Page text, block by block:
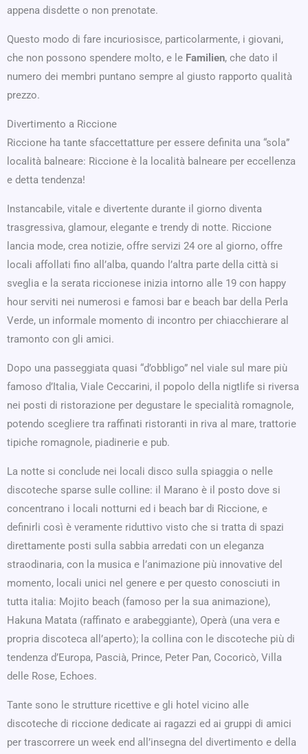
appena disdette o non prenotate.
Questo modo di fare incuriosisce, particolarmente, i giovani,
che non possono spendere molto, e le Familien, che dato il
numero dei membri puntano sempre al giusto rapporto qualità
prezzo.
Divertimento a Riccione
Riccione ha tante sfaccettatture per essere definita una “sola”
località balneare: Riccione è la località balneare per eccellenza
e detta tendenza!
Instancabile, vitale e divertente durante il giorno diventa
trasgressiva, glamour, elegante e trendy di notte. Riccione
lancia mode, crea notizie, offre servizi 24 ore al giorno, offre
locali affollati fino all’alba, quando l’altra parte della città si
sveglia e la serata riccionese inizia intorno alle 19 con happy
hour serviti nei numerosi e famosi bar e beach bar della Perla
Verde, un informale momento di incontro per chiacchierare al
tramonto con gli amici.
Dopo una passeggiata quasi “d’obbligo” nel viale sul mare più
famoso d’Italia, Viale Ceccarini, il popolo della nigtlife si riversa
nei posti di ristorazione per degustare le specialità romagnole,
potendo scegliere tra raffinati ristoranti in riva al mare, trattorie
tipiche romagnole, piadinerie e pub.
La notte si conclude nei locali disco sulla spiaggia o nelle
discoteche sparse sulle colline: il Marano è il posto dove si
concentrano i locali notturni ed i beach bar di Riccione, e
definirli così è veramente riduttivo visto che si tratta di spazi
direttamente posti sulla sabbia arredati con un eleganza
straodinaria, con la musica e l’animazione più innovative del
momento, locali unici nel genere e per questo conosciuti in
tutta italia: Mojito beach (famoso per la sua animazione),
Hakuna Matata (raffinato e arabeggiante), Operà (una vera e
propria discoteca all’aperto); la collina con le discoteche più di
tendenza d’Europa, Pascià, Prince, Peter Pan, Cocoricò, Villa
delle Rose, Echoes.
Tante sono le strutture ricettive e gli hotel vicino alle
discoteche di riccione dedicate ai ragazzi ed ai gruppi di amici
per trascorrere un week end all’insegna del divertimento e della